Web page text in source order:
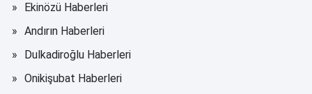
Ekinözü Haberleri
Andırın Haberleri
Dulkadiroğlu Haberleri
Onikişubat Haberleri